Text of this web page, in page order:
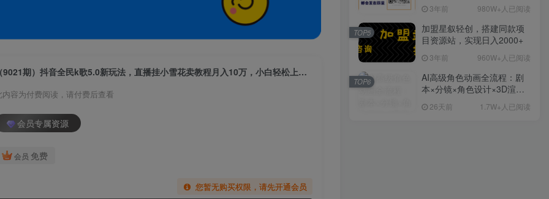
（9021期）抖音全民k歌5.0新玩法，直播挂小雪花卖教程月入10万，小白轻松上手，保…
内容为付费阅读，请付费后查看
会员专属资源
会员 免费
您暂无购买权限，请先开通会员
3年前 980W+人已阅读
加盟星叙轻创，搭建同款项
目资源站，实现日入2000+
3年前 960W+人已阅读
TOP5
AI高级角色动画全流程：剧
本×分镜×角色设计×3D渲染×
式教学
26天前 1.7W+人已阅读
TOP6